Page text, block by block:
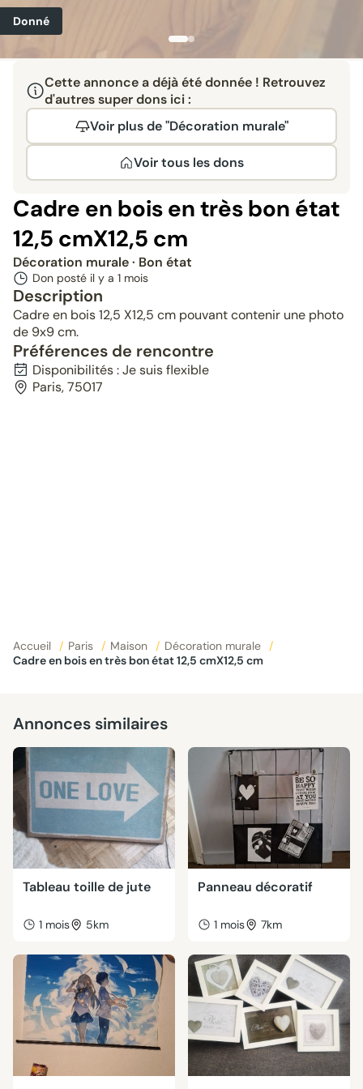
Donné
Cette annonce a déjà été donnée ! Retrouvez
d'autres super dons ici :
Voir plus de "Décoration murale"
Voir tous les dons
Cadre en bois en très bon état
12,5 cmX12,5 cm
Décoration murale· Bon état
Don posté il y a 1 mois
Description
Cadre en bois 12,5 X12,5 cm pouvant contenir une photo
de 9x9 cm.
Préférences de rencontre
Disponibilités : Je suis flexible
Paris, 75017
Accueil / Paris / Maison / Décoration murale
/
Cadre en bois en très bon état 12,5 cmX12,5 cm
Annonces similaires
Tableau toille de jute
1 mois 5km
Panneau décoratif
1 mois 7km